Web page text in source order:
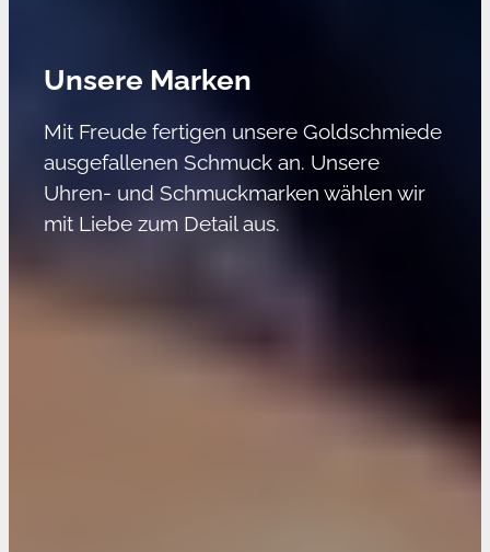
Unsere Marken
Mit Freude fertigen unsere Goldschmiede
ausgefallenen Schmuck an. Unsere
Uhren- und Schmuckmarken wählen wir
mit Liebe zum Detail aus.